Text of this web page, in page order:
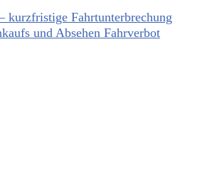
kurzfristige Fahrtunterbrechung
und Absehen Fahrverbot